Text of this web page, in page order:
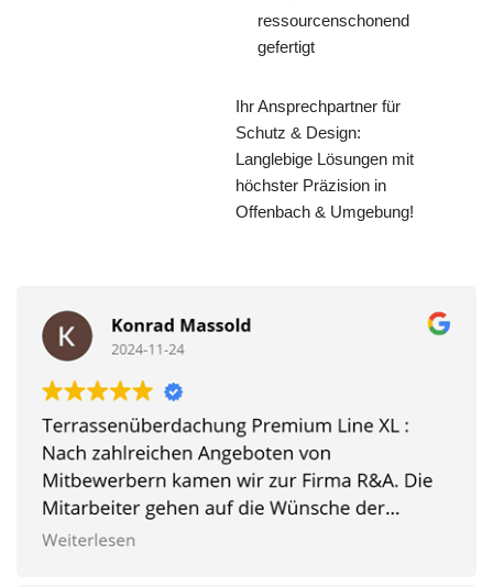
ressourcenschonend
gefertigt
Ihr Ansprechpartner für
Schutz & Design:
Langlebige Lösungen mit
höchster Präzision in
Offenbach & Umgebung!